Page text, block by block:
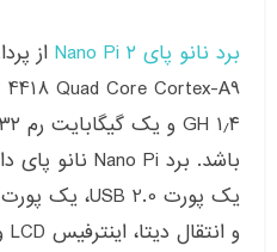
برد نانو پای ۲ Nano Pi
از